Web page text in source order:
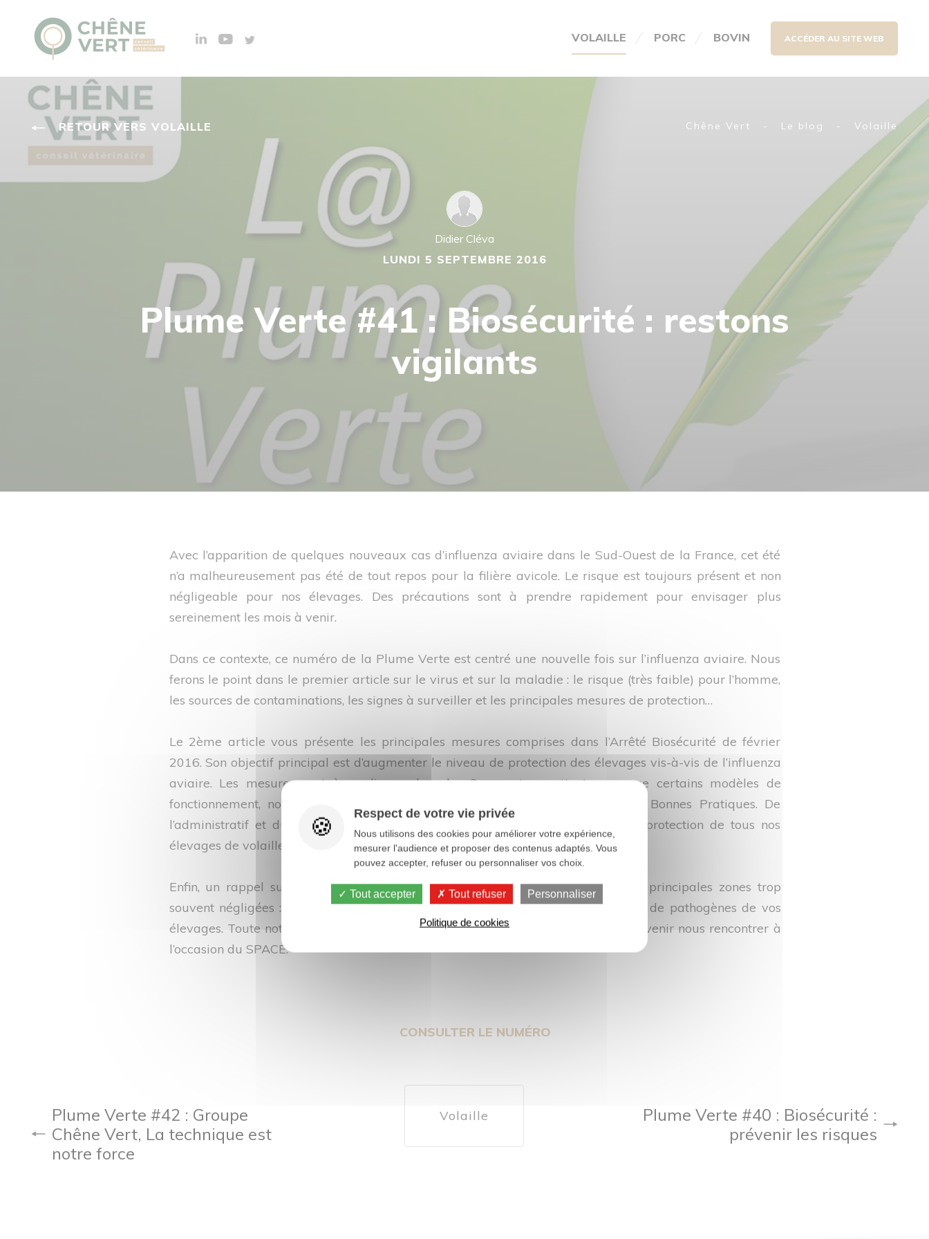
VOLAILLE PORC BOVIN ACCÉDER AU SITE WEB
RETOUR VERS VOLAILLE Chêne Vert - Le blog - Volaille
Didier Cléva
LUNDI 5 SEPTEMBRE 2016
Plume Verte #41 : Biosécurité : restons
vigilants
Avec l’apparition de quelques nouveaux cas d’influenza aviaire dans le Sud-Ouest de la France, cet été
n’a malheureusement pas été de tout repos pour la filière avicole. Le risque est toujours présent et non
négligeable pour nos élevages. Des précautions sont à prendre rapidement pour envisager plus
sereinement les mois à venir.
Dans ce contexte, ce numéro de la Plume Verte est centré une nouvelle fois sur l’influenza aviaire. Nous
ferons le point dans le premier article sur le virus et sur la maladie : le risque (très faible) pour l’homme,
les sources de contaminations, les signes à surveiller et les principales mesures de protection…
Le 2ème article vous présente les principales mesures comprises dans l’Arrêté Biosécurité de février
2016. Son objectif principal est d’augmenter le niveau de protection des élevages vis-à-vis de l’influenza
aviaire. Les mesures sont à appliquer dans les 2 ans et remettent en cause certains modèles de
fonctionnement, notamment ceux qui n’étaient pas soumis à des Chartes de Bonnes Pratiques. De
l’administratif et du renforcement de la biosécurité qui sont nécessaires à la protection de tous nos
élevages de volailles.
Enfin, un rappel sur les étapes de nettoyage et désinfection met en avant les principales zones trop
souvent négligées : attention de ne pas les oublier, afin d’éliminer un maximum de pathogènes de vos
élevages. Toute notre équipe vous souhaite une bonne lecture, et n’hésitez pas à venir nous rencontrer à
l’occasion du SPACE.
CONSULTER LE NUMÉRO
Plume Verte #42 : Groupe
Chêne Vert, La technique est
notre force
Volaille
Plume Verte #40 : Biosécurité :
prévenir les risques
Respect de votre vie privée
Nous utilisons des cookies pour améliorer votre expérience,
mesurer l'audience et proposer des contenus adaptés. Vous
pouvez accepter, refuser ou personnaliser vos choix.
Tout accepter Tout refuser Personnaliser
Politique de cookies